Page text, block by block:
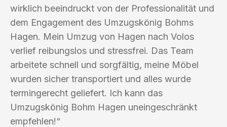
wirklich beeindruckt von der Professionalität und
dem Engagement des Umzugskönig Bohms
Hagen. Mein Umzug von Hagen nach Volos
verlief reibungslos und stressfrei. Das Team
arbeitete schnell und sorgfältig, meine Möbel
wurden sicher transportiert und alles wurde
termingerecht geliefert. Ich kann das
Umzugskönig Bohm Hagen uneingeschränkt
empfehlen!“